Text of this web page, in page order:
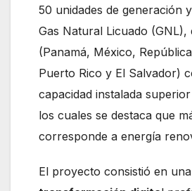
50 unidades de generación
Gas Natural Licuado (GNL),
(Panamá, México,
Puerto Rico y El Salvador)
capacidad instalada
los cuales se destaca que
corresponde a energía
El proyecto consistió en una